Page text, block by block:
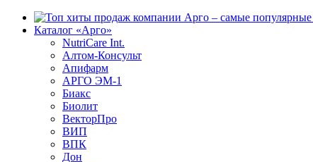
Каталог «Арго»
NutriCare Int.
Алтом-Консульт
Апифарм
АРГО ЭМ-1
Биакс
Биолит
ВекторПро
ВИП
ВПК
Дон